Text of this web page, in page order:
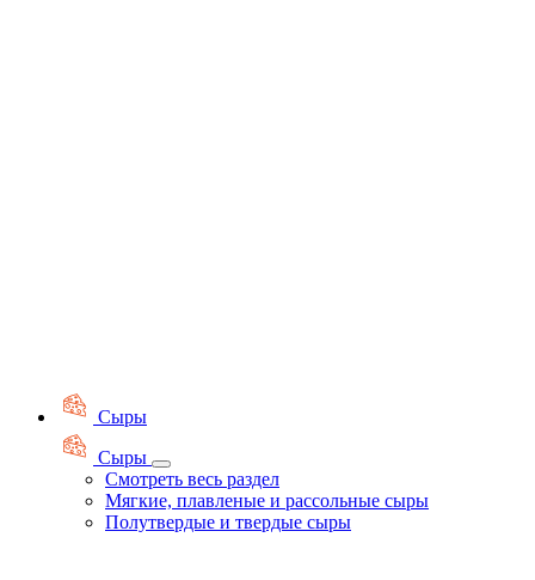
Сыры
Сыры
Смотреть весь раздел
Мягкие, плавленые и рассольные сыры
Полутвердые и твердые сыры